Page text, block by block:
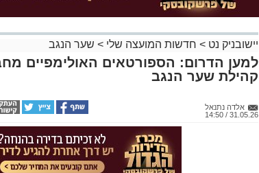
יישובניק נט > חדשות המועצה שלי > שער הנגב
למען הדרום: הספורטאים האולימפיים
קהילת שער הנגב
אלדה נתנאל
31.05.26 / 14:50